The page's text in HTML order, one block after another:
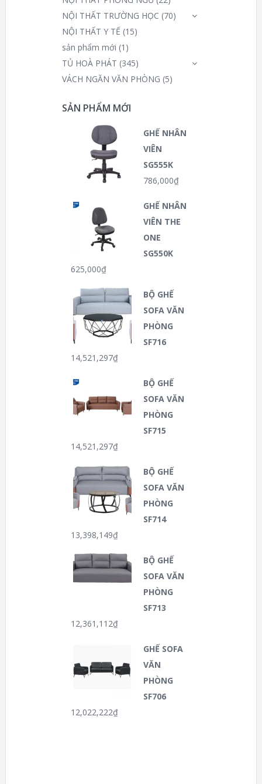
NỘI THẤT TRƯỜNG HỌC (70)
NỘI THẤT Y TẾ (15)
sản phẩm mới (1)
TỦ HOÀ PHÁT (345)
VÁCH NGĂN VĂN PHÒNG (5)
SẢN PHẨM MỚI
GHẾ NHÂN
VIÊN
SG555K
786,000₫
GHẾ NHÂN
VIÊN THE
ONE
SG550K
625,000₫
BỘ GHẾ
SOFA VĂN
PHÒNG
SF716
14,521,297₫
BỘ GHẾ
SOFA VĂN
PHÒNG
SF715
14,521,297₫
BỘ GHẾ
SOFA VĂN
PHÒNG
SF714
13,398,149₫
BỘ GHẾ
SOFA VĂN
PHÒNG
SF713
12,361,112₫
GHẾ SOFA
VĂN
PHÒNG
SF706
12,022,222₫